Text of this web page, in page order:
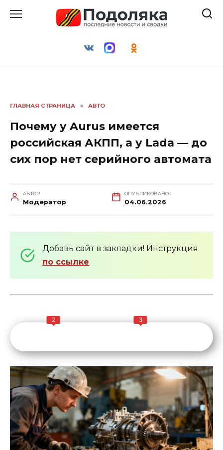
ГЛАВНАЯ СТРАНИЦА » АВТО
Почему у Aurus имеется
российская АКПП, а у Lada — до
сих пор нет серийного автомата
АВТОР
Модератор
ОПУБЛИКОВАНО
04.06.2026
Добавь сайт в закладки! Инструкция
по ссылке.
2 3